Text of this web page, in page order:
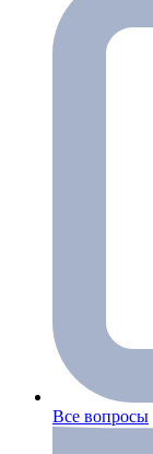
Все вопросы